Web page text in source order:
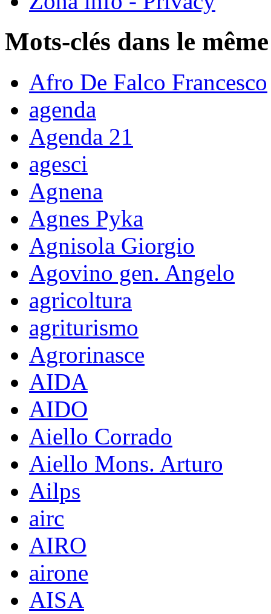
Mots-clés dans le
Afro De Falco Francesco
agenda
Agenda 21
agesci
Agnena
Agnes Pyka
Agnisola Giorgio
Agovino gen. Angelo
agricoltura
agriturismo
Agrorinasce
AIDA
AIDO
Aiello Corrado
Aiello Mons. Arturo
Ailps
airc
AIRO
airone
AISA